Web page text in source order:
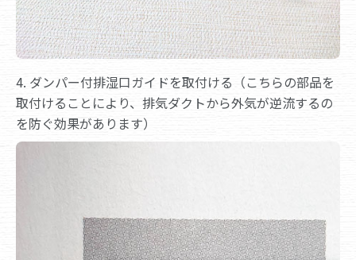
4. ダンパー付排湿口ガイドを取付ける（こちらの部品を
取付けることにより、排気ダクトから外気が逆流するの
を防ぐ効果があります）